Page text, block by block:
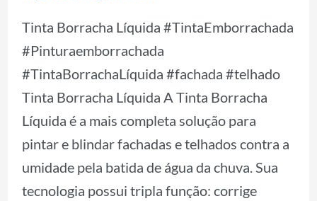
Tinta Borracha Líquida #TintaEmborrachada
#Pinturaemborrachada
#TintaBorrachaLíquida #fachada #telhado
Tinta Borracha Líquida A Tinta Borracha
Líquida é a mais completa solução para
pintar e blindar fachadas e telhados contra a
umidade pela batida de água da chuva. Sua
tecnologia possui tripla função: corrige